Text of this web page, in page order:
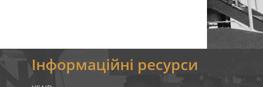
Інформаційні ресурси